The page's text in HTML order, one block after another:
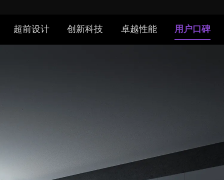
超前设计 创新科技 卓越性能 用户口碑